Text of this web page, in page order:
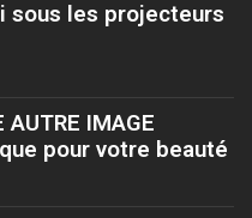
sous les projecteurs
IMAGE
pour votre beauté